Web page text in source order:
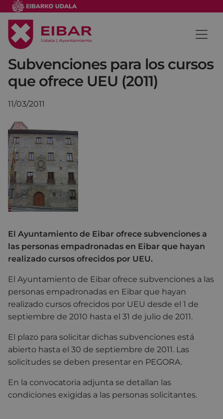
Subvenciones para los cursos
que ofrece UEU (2011)
11/03/2011
El Ayuntamiento de Eibar ofrece subvenciones a
las personas empadronadas en Eibar que hayan
realizado cursos ofrecidos por UEU.
El Ayuntamiento de Eibar ofrece subvenciones a las
personas empadronadas en Eibar que hayan
realizado cursos ofrecidos por UEU desde el 1 de
septiembre de 2010 hasta el 31 de julio de 2011.
El plazo para solicitar dichas subvenciones está
abierto hasta el 30 de septiembre de 2011. Las
solicitudes se deben presentar en PEGORA.
En la convocatoria adjunta se detallan las
condiciones exigidas a las personas solicitantes.